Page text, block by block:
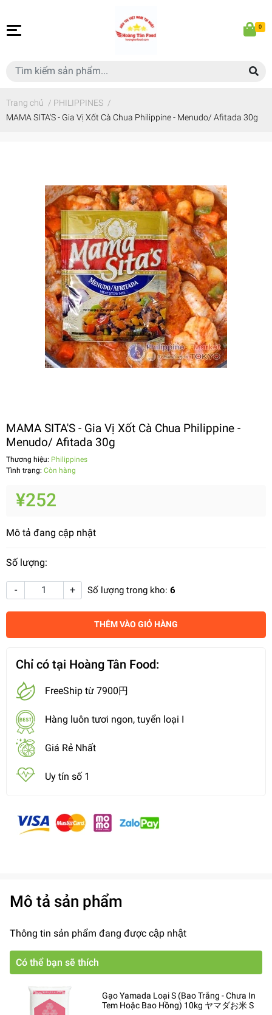
0
Trang chủ / PHILIPPINES /
MAMA SITA'S - Gia Vị Xốt Cà Chua Philippine - Menudo/ Afitada 30g
MAMA SITA'S - Gia Vị Xốt Cà Chua Philippine -
Menudo/ Afitada 30g
Thương hiệu: Philippines
Tình trạng: Còn hàng
¥252
Mô tả đang cập nhật
Số lượng:
- + Số lượng trong kho: 6
THÊM VÀO GIỎ HÀNG
Chỉ có tại Hoàng Tân Food:
FreeShip từ 7900円
Hàng luôn tươi ngon, tuyển loại I
Giá Rẻ Nhất
Uy tín số 1
Mô tả sản phẩm
Thông tin sản phẩm đang được cập nhật
Có thể bạn sẽ thích
Gạo Yamada Loại S (Bao Trắng - Chưa In
Tem Hoặc Bao Hồng) 10kg ヤマダお米 S